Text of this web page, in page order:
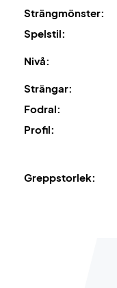
Strängmönster:
Spelstil:
Nivå:
Strängar:
Fodral:
Profil:
Greppstorlek: